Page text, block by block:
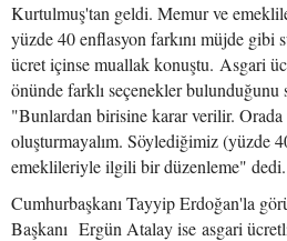
Kurtulmuş'tan geldi. Memur ve
yüzde 40 enflasyon farkını müjde gibi
ücret içinse muallak konuştu. Asgari
önünde farklı seçenekler
"Bunlardan birisine karar verilir. Orada
oluşturmayalım. Söylediğimiz (yüzde
emeklileriyle ilgili bir düzenleme" dedi.
Cumhurbaşkanı Tayyip Erdoğan'la
Başkanı Ergün Atalay ise asgari